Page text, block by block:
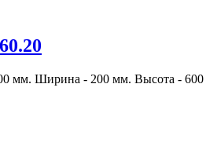
мм. Ширина - 200 мм. Высота - 600